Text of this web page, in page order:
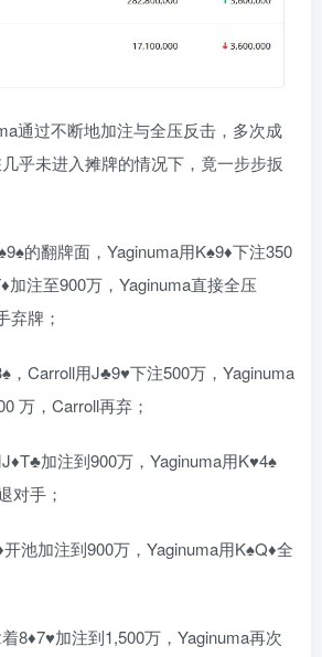
通过不断地加注与全压反击，多次成
乎未进入摊牌的情况下，竟一步步扳
的翻牌面，Yaginuma用K♠9♦下注350
加注至900万，Yaginuma直接全压
弃牌；
，Carroll用J♣9♥下注500万，Yaginuma
万，Carroll再弃；
加注到900万，Yaginuma用K♥4♠
对手；
池加注到900万，Yaginuma用K♠Q♦全
8♦7♥加注到1,500万，Yaginuma再次